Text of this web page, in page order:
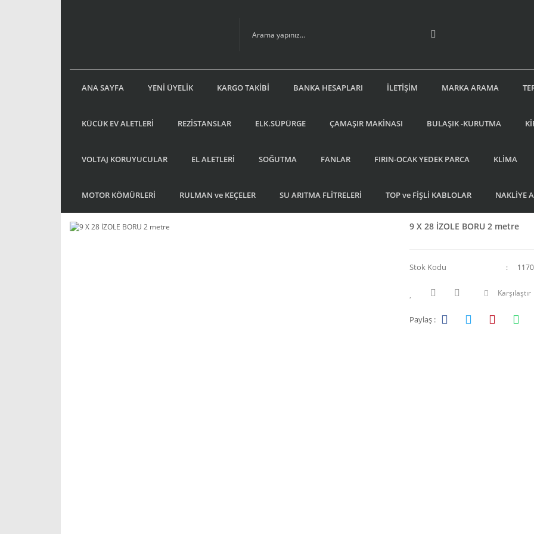
ANA SAYFA YENİ ÜYELİK KARGO TAKİBİ BANKA HESAPLARI İLETİŞİM MARKA ARAMA
KÜCÜK EV ALETLERİ REZİSTANSLAR ELK.SÜPÜRGE ÇAMAŞIR MAKİNASI BULAŞIK -KURUTMA
VOLTAJ KORUYUCULAR EL ALETLERİ SOĞUTMA FANLAR FIRIN-OCAK YEDEK PARCA KLİMA
MOTOR KÖMÜRLERİ RULMAN ve KEÇELER SU ARITMA FLİTRELERİ TOP ve FİŞLİ KABLOLAR NAKLİYE
9 X 28 İZOLE BORU 2 metre
Stok Kodu
Karşılaştır
Paylaş :